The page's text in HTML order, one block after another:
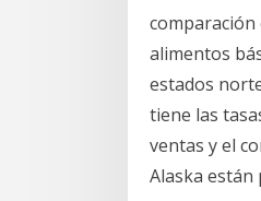
comparación
alimentos
estados
tiene las
ventas y el
Alaska están